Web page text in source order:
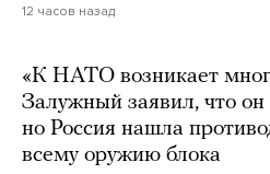
12 часов назад
«К НАТО возникает
Залужный заявил, что он
но Россия нашла
всему оружию блока